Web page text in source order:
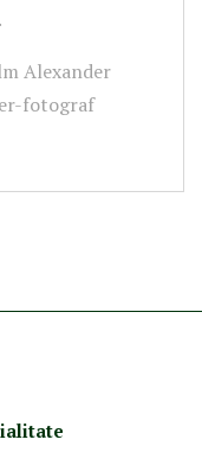
Alexander
fotograf
ialitate